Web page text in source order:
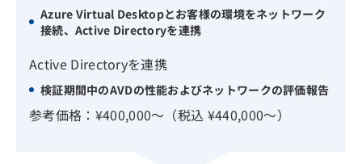
Azure Virtual Desktopとお客様の環境をネットワーク
接続、Active Directoryを連携
Active Directoryを連携
検証期間中のAVDの性能およびネットワークの評価報告
参考価格：¥400,000～（税込 ¥440,000～）